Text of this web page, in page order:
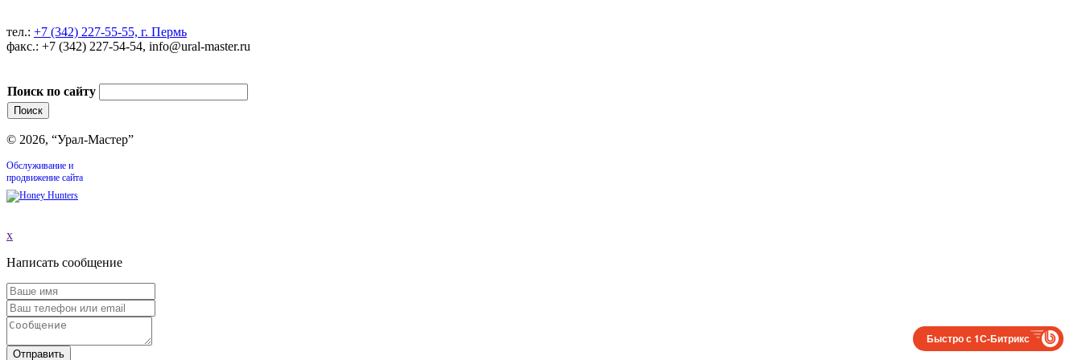
тел.: +7 (342) 227-55-55, г. Пермь
факс.: +7 (342) 227-54-54, info@ural-master.ru
Поиск по сайту
© 2026, “Урал-Мастер”
Обслуживание и
продвижение сайта
x
Написать сообщение
Отправить
Быстро с 1С-Битрикс